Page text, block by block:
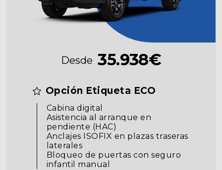
Desde 35.938€
Opción Etiqueta ECO
Cabina digital
Asistencia al arranque en
pendiente (HAC)
Anclajes ISOFIX en plazas traseras
laterales
Bloqueo de puertas con seguro
infantil manual